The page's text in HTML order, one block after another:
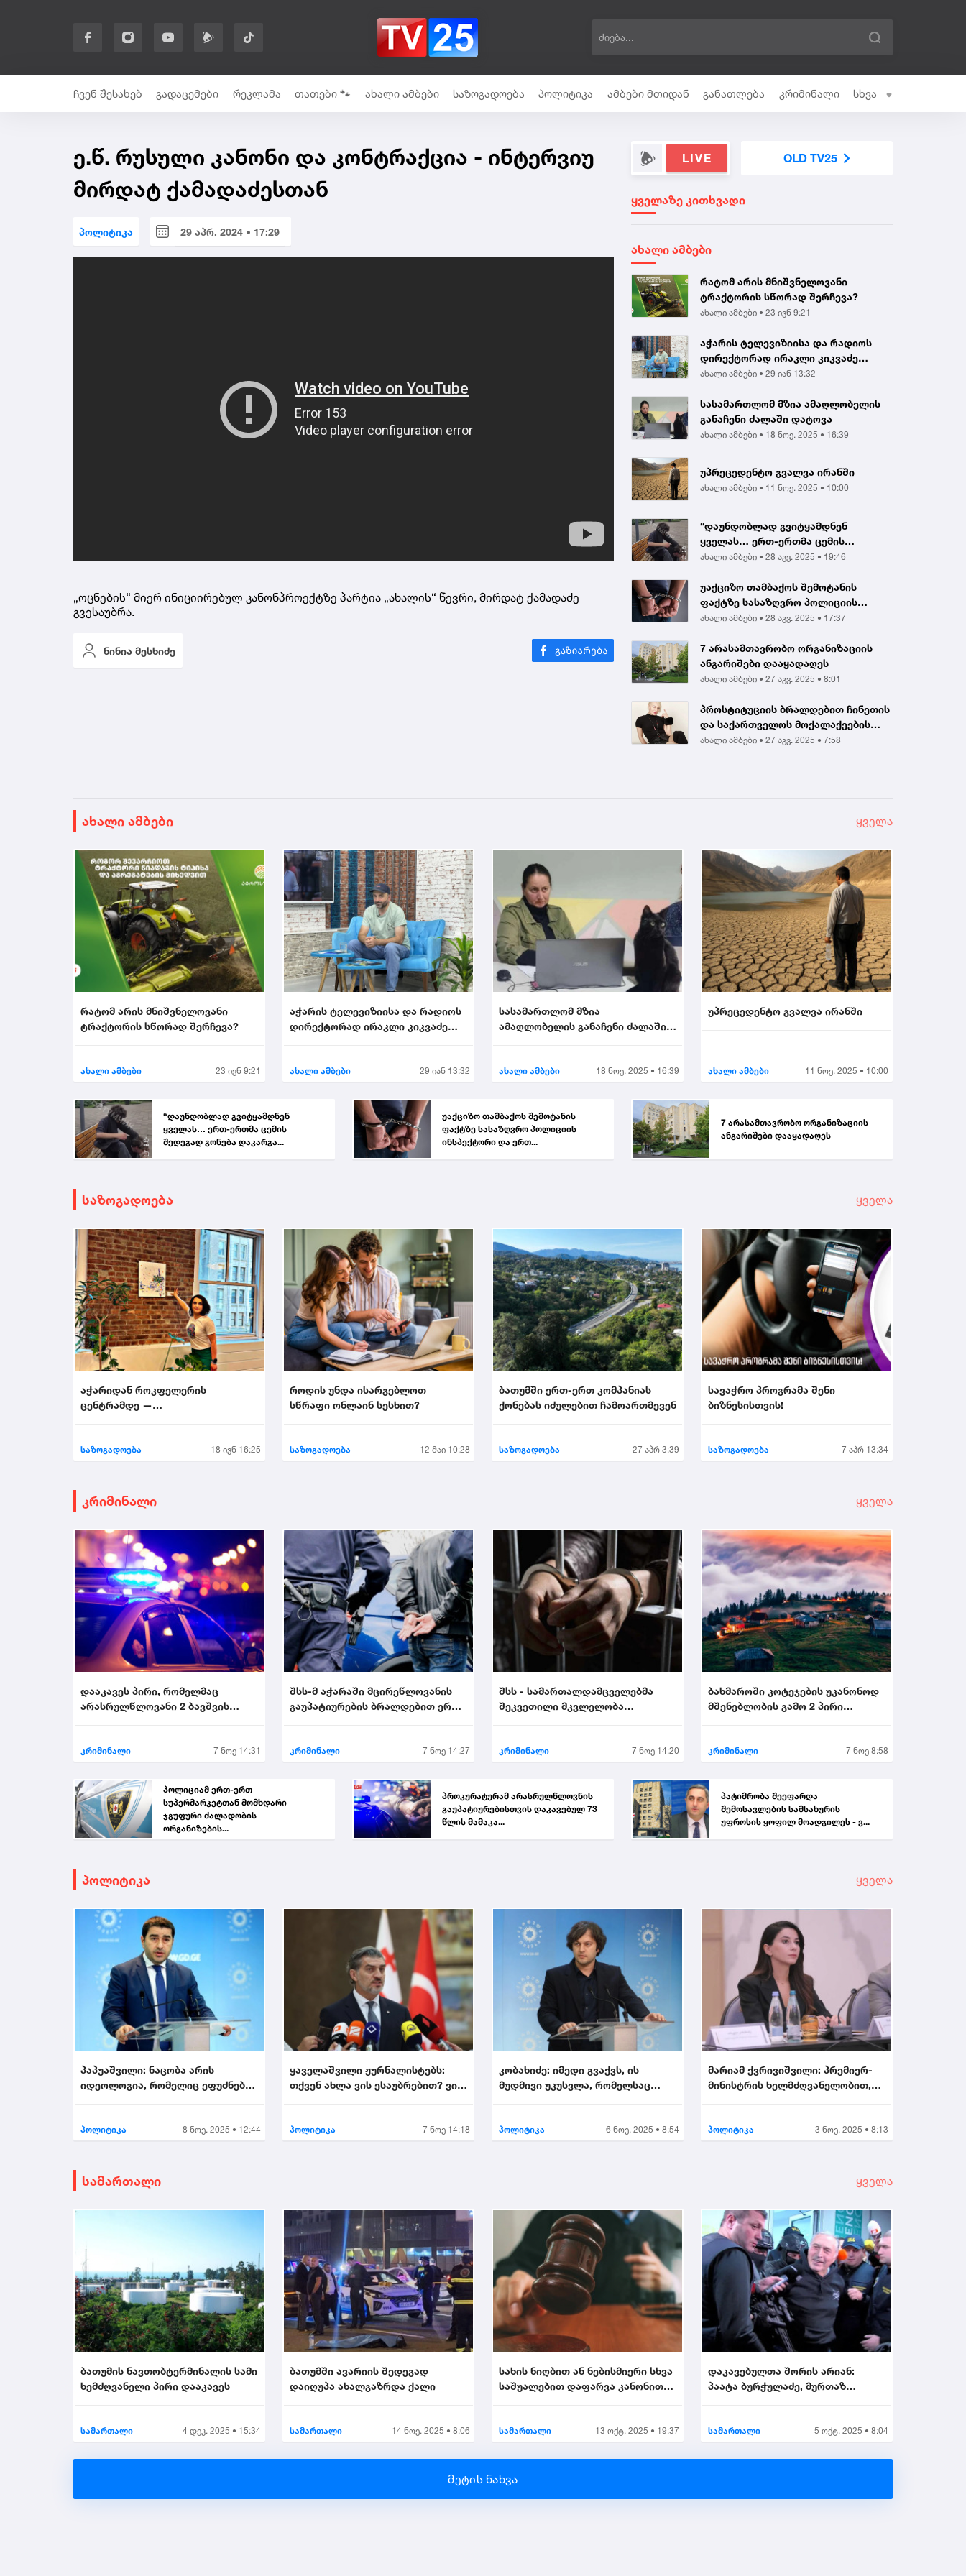
ჩვენ შესახებ გადაცემები რეკლამა თათები 🐾 ახალი ამბები საზოგადოება პოლიტიკა ამბები მთიდან განათლება კრიმინალი სხვა
ე.წ. რუსული კანონი და კონტრაქცია - ინტერვიუ
მირდატ ქამადაძესთან
პოლიტიკა 29 აპრ. 2024 • 17:29
„ოცნების“ მიერ ინიციირებულ კანონპროექტზე პარტია „ახალის“ წევრი, მირდატ ქამადაძე
გვესაუბრა.
ნინია მესხიძე
LIVE OLD TV25
ყველაზე კითხვადი
ახალი ამბები
რატომ არის მნიშვნელოვანი
ტრაქტორის სწორად შერჩევა?
ახალი ამბები • 23 ივნ 9:21
აჭარის ტელევიზიისა და რადიოს
დირექტორად ირაკლი კიკვაძე
აირჩიეს
ახალი ამბები • 29 იან 13:32
სასამართლომ მზია ამაღლობელის
განაჩენი ძალაში დატოვა
ახალი ამბები • 18 ნოე. 2025 • 16:39
უპრეცედენტო გვალვა ირანში
ახალი ამბები • 11 ნოე. 2025 • 10:00
“დაუნდობლად გვიტყამდნენ
ყველას… ერთ-ერთმა ცემის
შედეგად გონება დაკარგა...
ახალი ამბები • 28 აგვ. 2025 • 19:46
უაქციზო თამბაქოს შემოტანის
ფაქტზე სასაზღვრო პოლიციის
ინსპექტორი და ერთ...
ახალი ამბები • 28 აგვ. 2025 • 17:37
7 არასამთავრობო ორგანიზაციის
ანგარიშები დააყადაღეს
ახალი ამბები • 27 აგვ. 2025 • 8:01
პროსტიტუციის ბრალდებით ჩინეთის
და საქართველოს მოქალაქეების
დააკავეს |...
ახალი ამბები • 27 აგვ. 2025 • 7:58
ახალი ამბები ყველა
რატომ არის მნიშვნელოვანი
ტრაქტორის სწორად შერჩევა?
ახალი ამბები 23 ივნ 9:21
აჭარის ტელევიზიისა და რადიოს
დირექტორად ირაკლი კიკვაძე
ახალი ამბები 29 იან 13:32
სასამართლომ მზია
ამაღლობელის განაჩენი ძალაში
ახალი ამბები 18 ნოე. 2025 • 16:39
უპრეცედენტო გვალვა ირანში
ახალი ამბები 11 ნოე. 2025 • 10:00
“დაუნდობლად გვიტყამდნენ
ყველას… ერთ-ერთმა ცემის
შედეგად გონება დაკარგა...
უაქციზო თამბაქოს შემოტანის
ფაქტზე სასაზღვრო პოლიციის
ინსპექტორი და ერთ...
7 არასამთავრობო ორგანიზაციის
ანგარიშები დააყადაღეს
საზოგადოება ყველა
აჭარიდან როკფელერის
ცენტრამდე —
საზოგადოება 18 ივნ 16:25
როდის უნდა ისარგებლოთ
სწრაფი ონლაინ სესხით?
საზოგადოება 12 მაი 10:28
ბათუმში ერთ-ერთ კომპანიას
ქონებას იძულებით ჩამოართმევენ
საზოგადოება 27 აპრ 3:39
სავაჭრო პროგრამა შენი
ბიზნესისთვის!
საზოგადოება 7 აპრ 13:34
კრიმინალი ყველა
დააკავეს პირი, რომელმაც
არასრულწლოვანი 2 ბავშვის
კრიმინალი 7 ნოე 14:31
შსს-მ აჭარაში მცირეწლოვანის
გაუპატიურების ბრალდებით ერთი
კრიმინალი 7 ნოე 14:27
შსს - სამართალდამცველებმა
შეკვეთილი მკვლელობა
კრიმინალი 7 ნოე 14:20
ბახმაროში კოტეჯების უკანონოდ
მშენებლობის გამო 2 პირი
კრიმინალი 7 ნოე 8:58
პოლიციამ ერთ-ერთ
სუპერმარკეტთან მომხდარი
ჯგუფური ძალადობის
ორგანიზების...
პროკურატურამ არასრულწლოვნის
გაუპატიურებისთვის დაკავებულ 73
წლის მამაკა...
პატიმრობა შეეფარდა
შემოსავლების სამსახურის
უფროსის ყოფილ მოადგილეს - ვ...
პოლიტიკა ყველა
პაპუაშვილი: ნაცობა არის
იდეოლოგია, რომელიც ეფუძნება
პოლიტიკა 8 ნოე. 2025 • 12:44
ყაველაშვილი ჟურნალისტებს:
თქვენ ახლა ვის ესაუბრებით? ვინ
პოლიტიკა 7 ნოე 14:18
კობახიძე: იმედი გვაქვს, ის
მუდმივი უკუსვლა, რომელსაც
პოლიტიკა 6 ნოე. 2025 • 8:54
მარიამ ქვრივიშვილი: პრემიერ-
მინისტრის ხელმძღვანელობით,
პოლიტიკა 3 ნოე. 2025 • 8:13
სამართალი ყველა
ბათუმის ნავთობტერმინალის სამი
ხემძღვანელი პირი დააკავეს
სამართალი 4 დეკ. 2025 • 15:34
ბათუმში ავარიის შედეგად
დაიღუპა ახალგაზრდა ქალი
სამართალი 14 ნოე. 2025 • 8:06
სახის ნიღბით ან ნებისმიერი სხვა
საშუალებით დაფარვა კანონით
სამართალი 13 ოქტ. 2025 • 19:37
დაკავებულთა შორის არიან:
პაატა ბურჭულაძე, მურთაზ
სამართალი 5 ოქტ. 2025 • 8:04
მეტის ნახვა